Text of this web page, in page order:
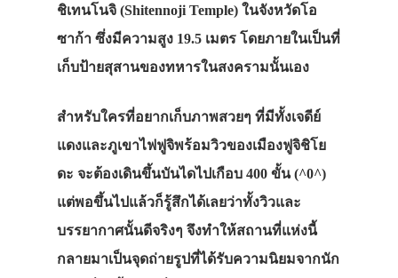
ชิเทนโนจิ (Shitennoji Temple) ในจังหวัดโอ
ซาก้า ซึ่งมีความสูง 19.5 เมตร โดยภายในเป็นที่
เก็บป้ายสุสานของทหารในสงครามนั้นเอง
สำหรับใครที่อยากเก็บภาพสวยๆ ที่มีทั้งเจดีย์
แดงและภูเขาไฟฟูจิพร้อมวิวของเมืองฟูจิชิโย
ดะ จะต้องเดินขึ้นบันไดไปเกือบ 400 ขั้น (^0^)
แต่พอขึ้นไปแล้วก็รู้สึกได้เลยว่าทั้งวิวและ
บรรยากาศนั้นดีจริงๆ จึงทำให้สถานที่แห่งนี้
กลายมาเป็นจุดถ่ายรูปที่ได้รับความนิยมจากนัก